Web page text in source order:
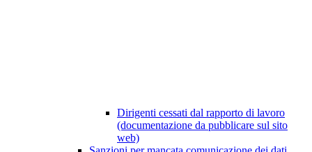
Dirigenti cessati dal rapporto di lavoro
(documentazione da pubblicare sul sito
web)